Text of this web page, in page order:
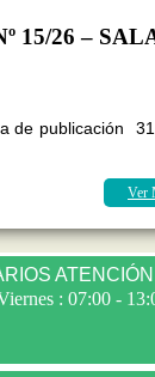
15/26 –
de publicación
Ver
ATENCIÓN
: 07:00 -